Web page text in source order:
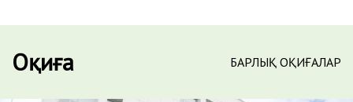
Оқиға БАРЛЫҚ ОҚИҒАЛАР